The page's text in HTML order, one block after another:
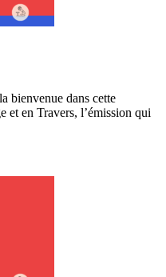
bienvenue dans cette
et en Travers, l’émission qui